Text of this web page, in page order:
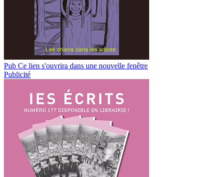
Pub Ce lien s'ouvrira dans une nouvelle fenêtre
Publicité